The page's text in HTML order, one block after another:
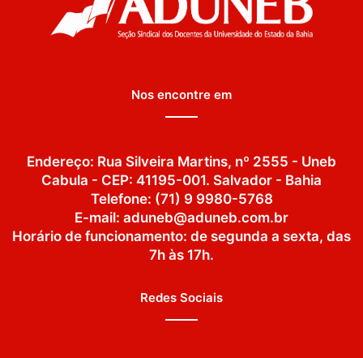
Nos encontre em
Endereço: Rua Silveira Martins, nº 2555 - Uneb
Cabula - CEP: 41195-001. Salvador - Bahia
Telefone: (71) 9 9980-5768
E-mail: aduneb@aduneb.com.br
Horário de funcionamento: de segunda a sexta, das
7h às 17h.
Redes Sociais